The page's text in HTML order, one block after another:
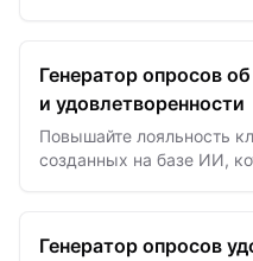
Генератор опросов
и удовлетворенности
Повышайте лояльность
созданных на базе ИИ,
Генератор опросов